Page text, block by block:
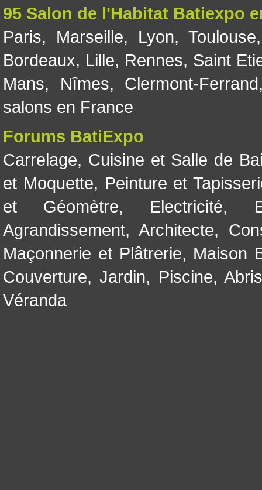
95 Salon de l'Habitat Batiexpo
Paris, Marseille, Lyon, Toulouse
Bordeaux, Lille, Rennes, Saint
Mans, Nîmes, Clermont-Ferrand
salons en France
Forums BatiExpo
Carrelage, Cuisine et Salle de
et Moquette, Peinture et
et Géomètre, Electricité,
Agrandissement, Architecte,
Maçonnerie et Plâtrerie, Maison
Couverture,Jardin, Piscine,
Véranda